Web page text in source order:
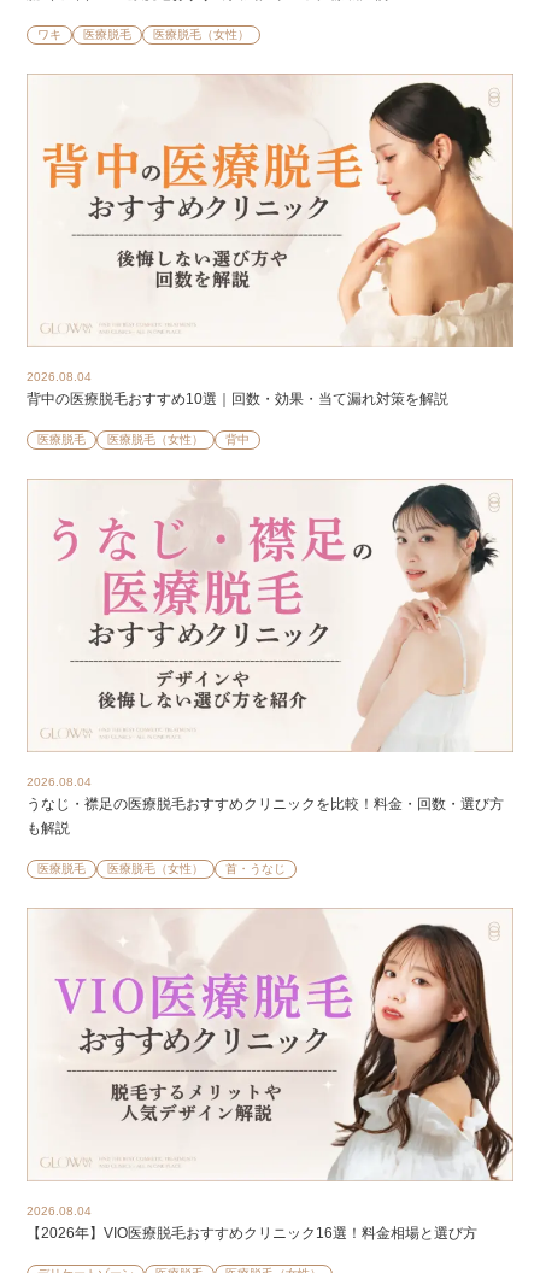
ワキ 医療脱毛 医療脱毛（女性）
2026.08.04
背中の医療脱毛おすすめ10選｜回数・効果・当て漏れ対策を解説
医療脱毛 医療脱毛（女性） 背中
2026.08.04
うなじ・襟足の医療脱毛おすすめクリニックを比較！料金・回数・選び方
も解説
医療脱毛 医療脱毛（女性） 首・うなじ
2026.08.04
【2026年】VIO医療脱毛おすすめクリニック16選！料金相場と選び方